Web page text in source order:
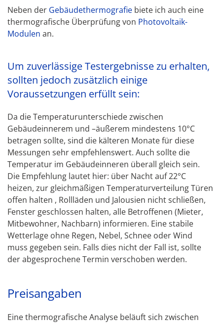
Neben der Gebäudethermografie biete ich auch eine
thermografische Überprüfung von Photovoltaik-
Modulen an.
Um zuverlässige Testergebnisse zu erhalten,
sollten jedoch zusätzlich einige
Voraussetzungen erfüllt sein:
Da die Temperaturunterschiede zwischen
Gebäudeinnerem und –äußerem mindestens 10°C
betragen sollte, sind die kälteren Monate für diese
Messungen sehr empfehlenswert. Auch sollte die
Temperatur im Gebäudeinneren überall gleich sein.
Die Empfehlung lautet hier: über Nacht auf 22°C
heizen, zur gleichmäßigen Temperaturverteilung Türen
offen halten , Rollläden und Jalousien nicht schließen,
Fenster geschlossen halten, alle Betroffenen (Mieter,
Mitbewohner, Nachbarn) informieren. Eine stabile
Wetterlage ohne Regen, Nebel, Schnee oder Wind
muss gegeben sein. Falls dies nicht der Fall ist, sollte
der abgesprochene Termin verschoben werden.
Preisangaben
Eine thermografische Analyse beläuft sich zwischen